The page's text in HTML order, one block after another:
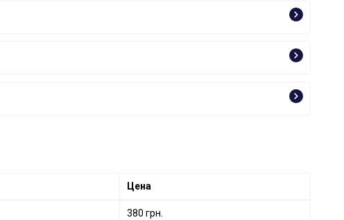
Цена
380 грн.